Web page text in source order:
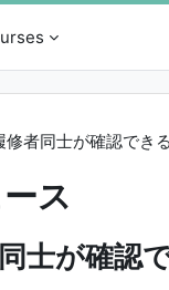
者同士が確認でき
ス
士が確認